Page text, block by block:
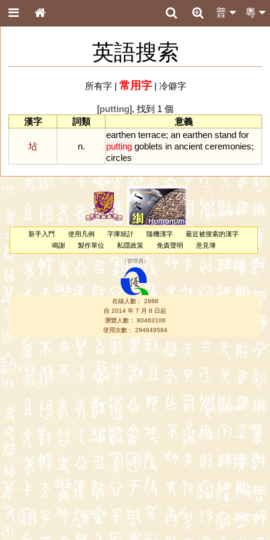
粵
普
英語搜索
所有字| 常用字| 冷僻字
[putting], 找到 1 個
漢字
詞類 意義
坫 n.
earthen terrace; an earthen stand for
putting goblets in ancient ceremonies;
circles
新手入門 使用凡例 字庫統計 隨機漢字
最近被搜索的漢字
鳴謝
製作單位 私隱政策 免責聲明 意見簿
（管理員 ）
在線人數： 2988
自 2014 年 7 月 8 日起
瀏覽人數： 80463106
使用次數： 294649584